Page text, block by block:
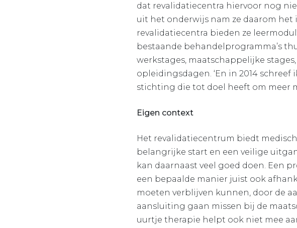
dat revalidatiecentra hiervoor nog
uit het onderwijs nam ze daarom het
revalidatiecentra bieden ze
bestaande behandelprogramma’s
werkstages, maatschappelijke
opleidingsdagen. ‘En in 2014
stichting die tot doel heeft om meer
Eigen context
Het revalidatiecentrum biedt
belangrijke start en een veilige
kan daarnaast veel goed doen. Een
een bepaalde manier juist ook
moeten verblijven kunnen, door de
aansluiting gaan missen bij de
uurtje therapie helpt ook niet mee